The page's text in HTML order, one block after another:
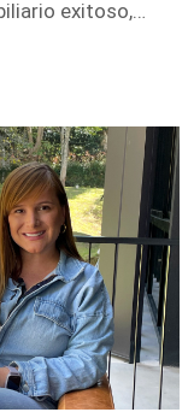
exitoso,
El Inversionista
Gary Keller,
los
millonarios
[…]